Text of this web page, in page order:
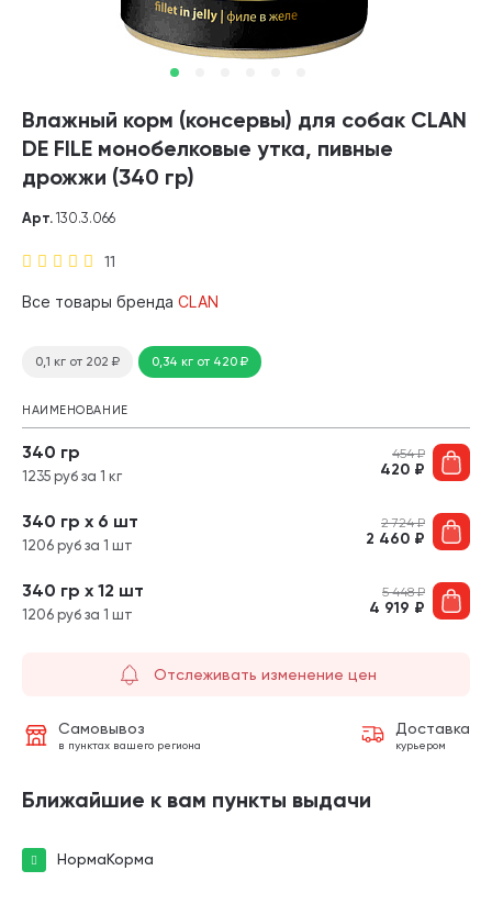
Влажный корм (консервы) для собак CLAN
DE FILE монобелковые утка, пивные
дрожжи (340 гр)
11
Арт. 130.3.066
Все товары бренда CLAN
0,1 кг от 202 ₽ 0,34 кг от 420₽
НАИМЕНОВАНИЕ
340 гр
1235 руб за 1 кг
454₽
420 ₽
340 гр х 6 шт
1206 руб за 1 шт
2 724₽
2 460 ₽
340 гр х 12 шт
1206 руб за 1 шт
5 448₽
4 919 ₽
Отслеживать изменение цен
Самовывоз
в пунктах вашего региона
Доставка
курьером
Ближайшие к вам пункты выдачи
НормаКорма